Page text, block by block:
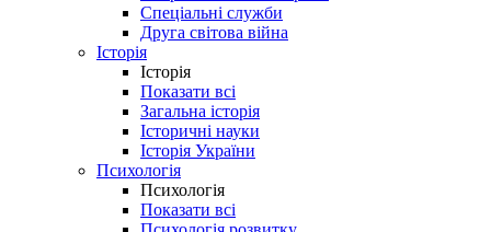
Спеціальні служби
Друга світова війна
Історія
Історія
Показати всі
Загальна історія
Історичні науки
Історія України
Психологія
Психологія
Показати всі